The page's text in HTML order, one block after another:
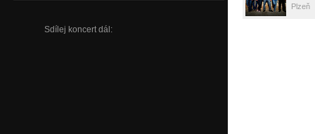
Sdílej koncert dál:
Plzeň